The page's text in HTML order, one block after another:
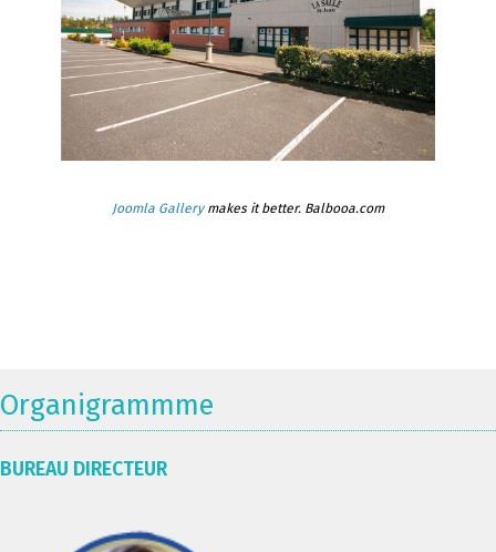
Joomla Gallerymakes it better. Balbooa.com
Organigrammme
BUREAU DIRECTEUR